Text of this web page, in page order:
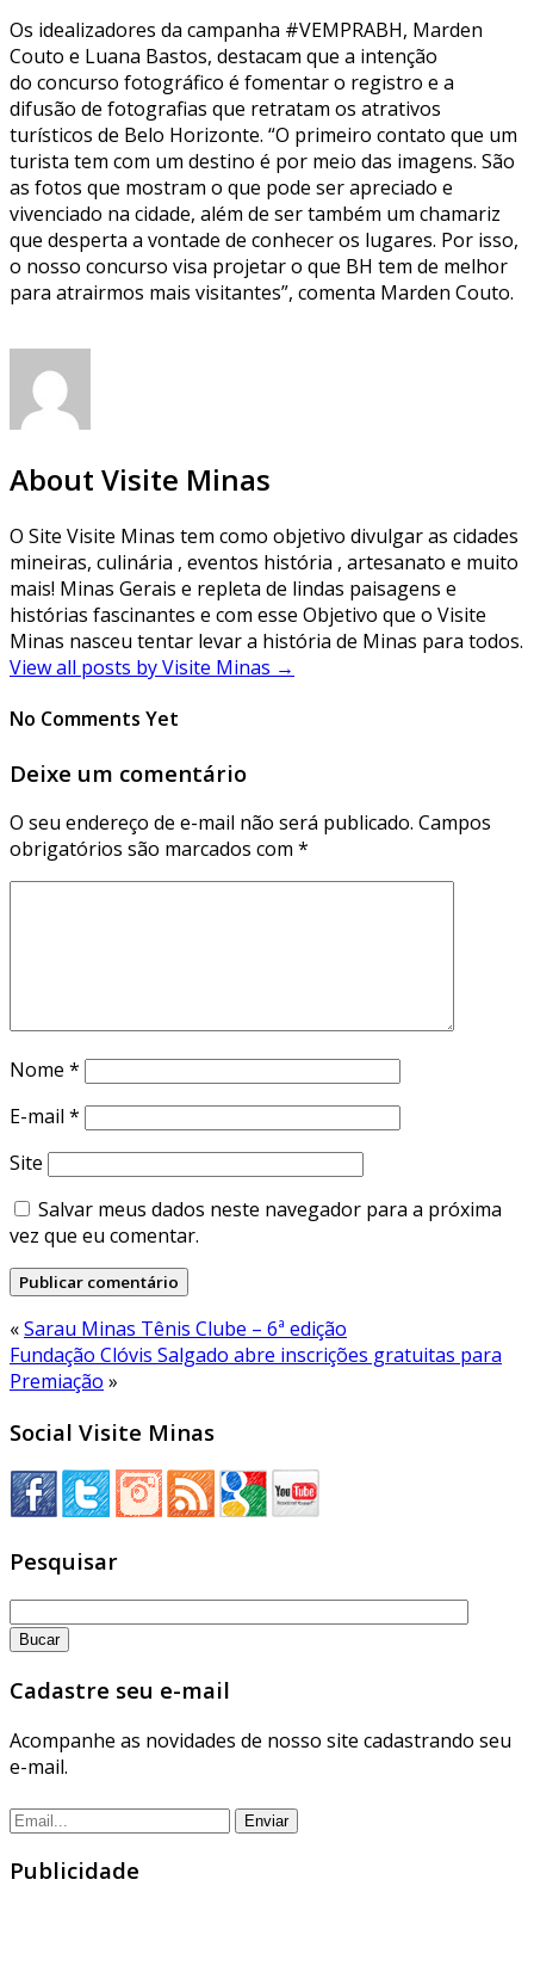
Os idealizadores da campanha #VEMPRABH, Marden
Couto e Luana Bastos, destacam que a intenção
do concurso fotográfico é fomentar o registro e a
difusão de fotografias que retratam os atrativos
turísticos de Belo Horizonte. “O primeiro contato que um
turista tem com um destino é por meio das imagens. São
as fotos que mostram o que pode ser apreciado e
vivenciado na cidade, além de ser também um chamariz
que desperta a vontade de conhecer os lugares. Por isso,
o nosso concurso visa projetar o que BH tem de melhor
para atrairmos mais visitantes”, comenta Marden Couto.
About Visite Minas
O Site Visite Minas tem como objetivo divulgar as cidades
mineiras, culinária , eventos história , artesanato e muito
mais! Minas Gerais e repleta de lindas paisagens e
histórias fascinantes e com esse Objetivo que o Visite
Minas nasceu tentar levar a história de Minas para todos.
View all posts by Visite Minas →
No Comments Yet
Deixe um comentário
O seu endereço de e-mail não será publicado. Campos
obrigatórios são marcados com *
Nome *
E-mail *
Site
Salvar meus dados neste navegador para a próxima
vez que eu comentar.
«Sarau Minas Tênis Clube – 6ª edição
Fundação Clóvis Salgado abre inscrições gratuitas para
Premiação »
Social Visite Minas
Pesquisar
Cadastre seu e-mail
Acompanhe as novidades de nosso site cadastrando seu
e-mail.
Publicidade